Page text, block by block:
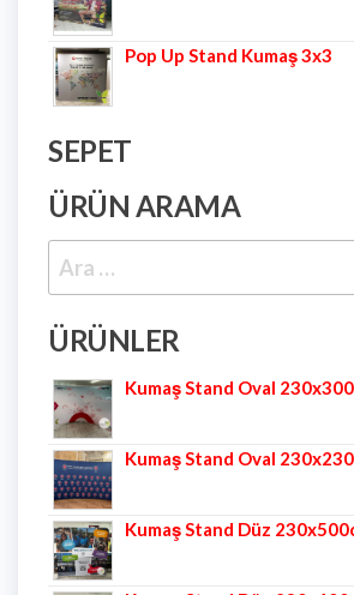
Pop Up Stand Kumaş 3x3
SEPET
ÜRÜN ARAMA
ÜRÜNLER
Kumaş Stand Oval
Kumaş Stand Oval
Kumaş Stand Düz